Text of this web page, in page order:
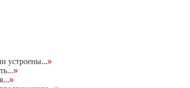
устроены...»
...»
...»